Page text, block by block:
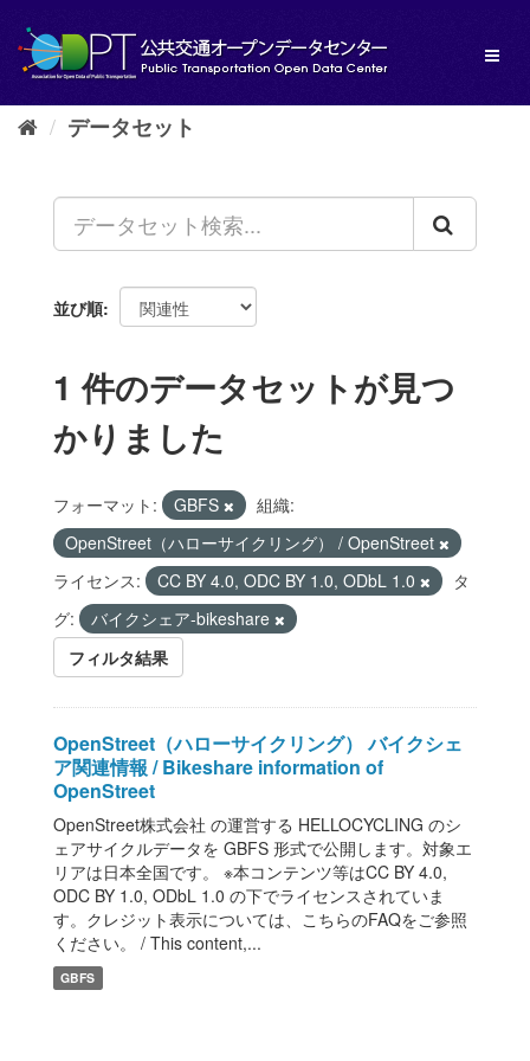
し
データセット
並び順
1 件のデータセットが見つ
かりました
フォーマット: GBFS
組織:
OpenStreet（ハローサイクリング） / OpenStreet
ライセンス:
CC BY 4.0, ODC BY 1.0, ODbL 1.0
タ
グ:
バイクシェア-bikeshare
フィルタ結果
OpenStreet（ハローサイクリング） バイクシェ
ア関連情報 / Bikeshare information of
OpenStreet
OpenStreet株式会社 の運営する HELLOCYCLING のシ
ェアサイクルデータを GBFS 形式で公開します。対象エ
リアは日本全国です。 ※本コンテンツ等はCC BY 4.0,
ODC BY 1.0, ODbL 1.0 の下でライセンスされていま
す。クレジット表示については、こちらのFAQをご参照
ください。 / This content,...
GBFS